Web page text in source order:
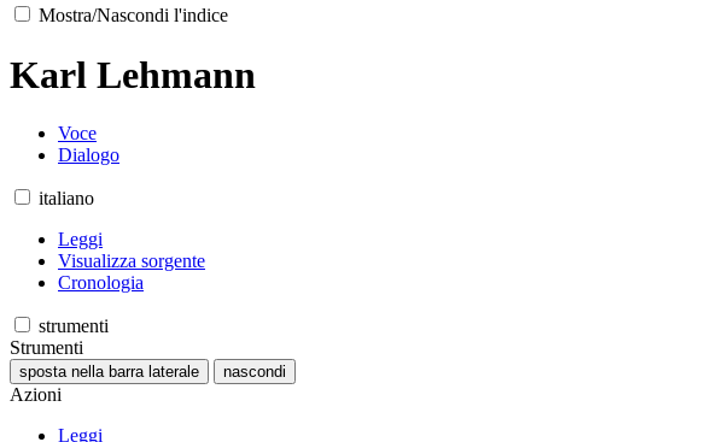
Mostra/Nascondi l'indice
Karl Lehmann
Voce
Dialogo
italiano
Leggi
Visualizza sorgente
Cronologia
strumenti
Strumenti
sposta nella barra laterale nascondi
Azioni
Leggi